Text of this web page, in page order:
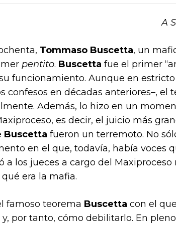
A
Tommaso Buscetta, un
pentito. Buscetta fue el primer
funcionamiento. Aunque en
confesos en décadas anteriores–, el
Además, lo hizo en un
es decir, el juicio más
Buscetta fueron un terremoto. No
en el que, todavía, había voces
los jueces a cargo del
era la mafia.
famoso teorema Buscetta con el
por tanto, cómo debilitarlo. En